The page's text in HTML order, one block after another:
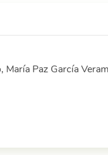
Paz García